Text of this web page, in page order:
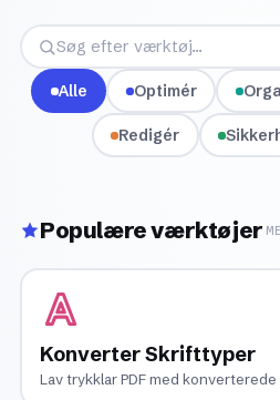
Alle Optimér
Redigér
Populære værktøjer
Konverter Skrifttyper
Lav trykklar PDF med